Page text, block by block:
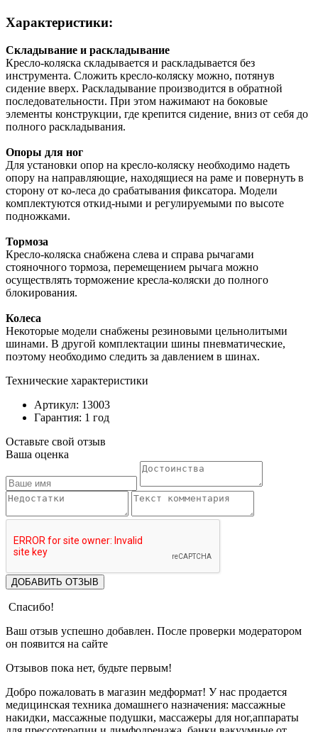
Характеристики:
Складывание и раскладывание
Кресло-коляска складывается и раскладывается без
инструмента. Сложить кресло-коляску можно, потянув
сидение вверх. Раскладывание производится в обратной
последовательности. При этом нажимают на боковые
элементы конструкции, где крепится сидение, вниз от себя до
полного раскладывания.
Опоры для ног
Для установки опор на кресло-коляску необходимо надеть
опору на направляющие, находящиеся на раме и повернуть в
сторону от ко-леса до срабатывания фиксатора. Модели
комплектуются откид-ными и регулируемыми по высоте
подножками.
Тормоза
Кресло-коляска снабжена слева и справа рычагами
стояночного тормоза, перемещением рычага можно
осуществлять торможение кресла-коляски до полного
блокирования.
Колеса
Некоторые модели снабжены резиновыми цельнолитыми
шинами. В другой комплектации шины пневматические,
поэтому необходимо следить за давлением в шинах.
Технические характеристики
Артикул: 13003
Гарантия: 1 год
Оставьте свой отзыв
Ваша оценка
ДОБАВИТЬ ОТЗЫВ
Спасибо!
Ваш отзыв успешно добавлен. После проверки модератором
он появится на сайте
Отзывов пока нет, будьте первым!
Добро пожаловать в магазин медформат! У нас продается
медицинская техника домашнего назначения: массажные
накидки, массажные подушки, массажеры для ног,аппараты